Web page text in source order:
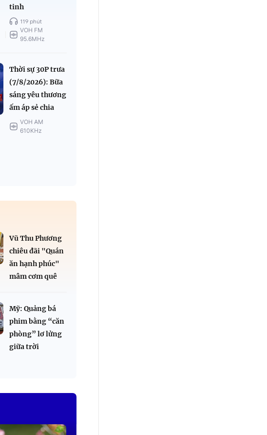
tinh
119 phút
VOH FM
95.6MHz
Thời sự 30P trưa
(7/8/2026): Bữa
sáng yêu thương
ấm áp sẻ chia
VOH AM
610KHz
Vũ Thu Phương
chiêu đãi "Quán
ăn hạnh phúc"
mâm cơm quê
Mỹ: Quảng bá
phim bằng “căn
phòng” lơ lửng
giữa trời